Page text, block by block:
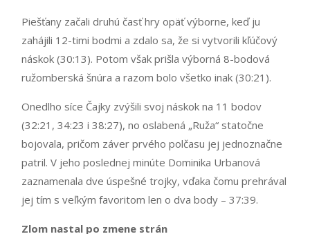
Piešťany začali druhú časť hry opäť výborne, keď ju
zahájili 12-timi bodmi a zdalo sa, že si vytvorili kľúčový
náskok (30:13). Potom však prišla výborná 8-bodová
ružomberská šnúra a razom bolo všetko inak (30:21).
Onedlho síce Čajky zvýšili svoj náskok na 11 bodov
(32:21, 34:23 i 38:27), no oslabená „Ruža“ statočne
bojovala, pričom záver prvého polčasu jej jednoznačne
patril. V jeho poslednej minúte Dominika Urbanová
zaznamenala dve úspešné trojky, vďaka čomu prehrával
jej tím s veľkým favoritom len o dva body – 37:39.
Zlom nastal po zmene strán